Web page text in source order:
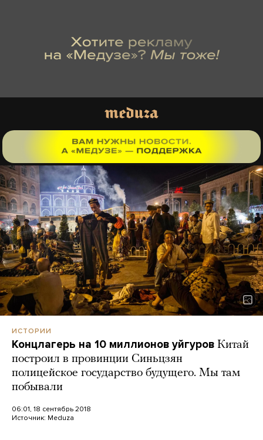
ИСТОРИИ
Концлагерь на 10 миллионов уйгуров Китай
построил в провинции Синьцзян
полицейское государство будущего. Мы там
побывали
06:01, 18 сентябрь 2018
Источник: Meduza